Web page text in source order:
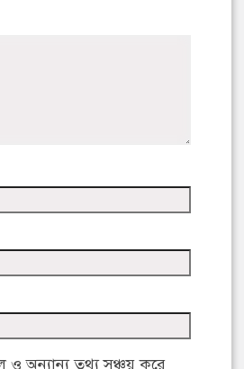
অন্যান্য তথ্য সঞ্চয় করে